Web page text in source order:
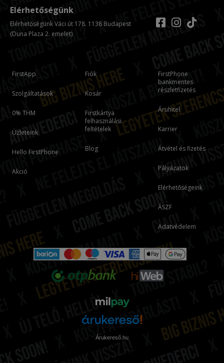
FirstApp
Szolgáltatások
0% THM
Üzleteink
Hello FirstPhone
Akció
Fiók
Kosár
Firstkártya
felhasználási
feltételek
Blog
FirstPhone
bankmentes
részletfizetés
Áruhitel
Karrier
Átvétel és fizetés
Pályázatok
Elérhetőségeink
ÁSZF
Adatvédelem
Elérhetőségünk
Elérhetőségünk Váci út 178. 1138 Budapest
(Duna Plaza 2. emelet)
Árukereső.hu